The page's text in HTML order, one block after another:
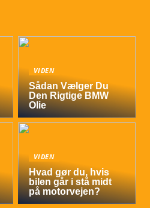
VIDEN
Sådan Vælger Du
Den Rigtige BMW
Olie
VIDEN
Hvad gør du, hvis
bilen går i stå midt
på motorvejen?